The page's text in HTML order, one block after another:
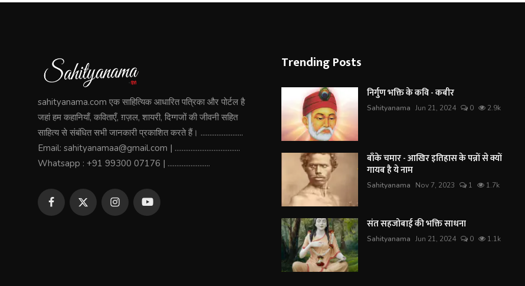
sahityanama.com एक साहित्यिक आधारित पत्रिका और पोर्टल है
जहां हम कहानियाँ, कविताएँ, ग़ज़ल, शायरी, दिग्गजों की जीवनी सहित
साहित्य से संबंधित सभी जानकारी प्रकाशित करते हैं। ........................
Email: sahityanamaa@gmail.com | .....................................
Whatsapp : +91 99300 07176 | ........................
Trending Posts
निर्गुण भक्ति के कवि - कबीर
Sahityanama Jun 21, 2024 0 2.9k
बाँके चमार - आखिर इतिहास के पन्नों से क्यों
गायब है ये नाम
Sahityanama Nov 7, 2023 1 1.7k
संत सहजोबाई की भक्ति साधना
Sahityanama Jun 21, 2024 0 1.1k